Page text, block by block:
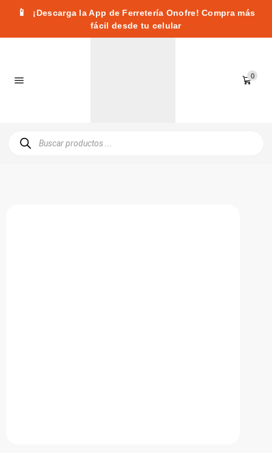
📱
¡Descarga la App de Ferretería Onofre! Compra más
fácil desde tu celular
0